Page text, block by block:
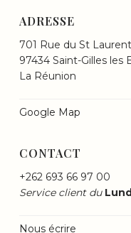
ADRESSE
701 Rue du St Laurent
97434 Saint-Gilles les
La Réunion
Google Map
CONTACT
+262 693 66 97 00
Service client du
Nous écrire